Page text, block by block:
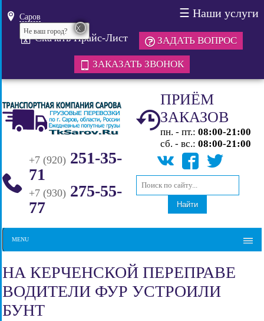
Саров
Не ваш город? x
☰ Наши услуги
Скачать Прайс-Лист ЗАДАТЬ ВОПРОС
ЗАКАЗАТЬ ЗВОНОК
ПРИЁМ
ЗАКАЗОВ
пн. - пт.: 08:00-21:00
сб. - вс.: 08:00-21:00
+7 (920)251-35-
71
+7 (930)275-55-
77
Найти
MENU
НА КЕРЧЕНСКОЙ ПЕРЕПРАВЕ
ВОДИТЕЛИ ФУР УСТРОИЛИ
БУНТ